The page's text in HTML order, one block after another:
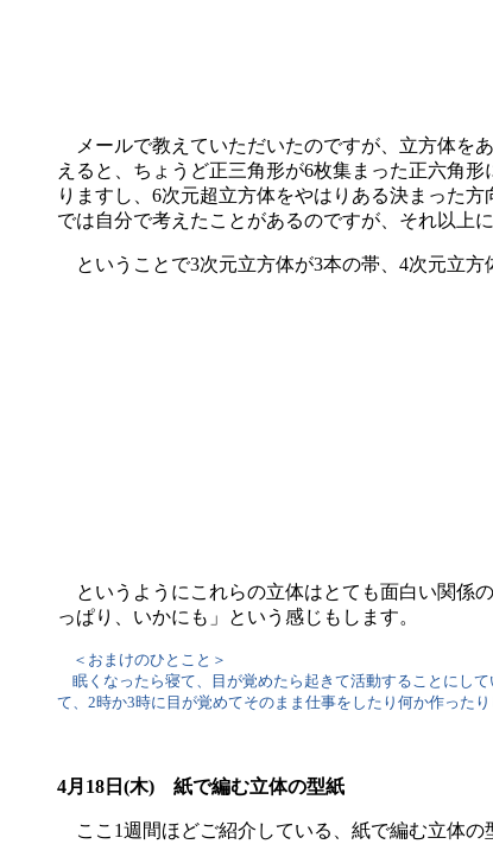
メールで教えていただいたのですが、立方体を
えると、ちょうど正三角形が6枚集まった正六角
りますし、6次元超立方体をやはりある決まった
では自分で考えたことがあるのですが、それ以上
ということで3次元立方体が3本の帯、4次元立方
というようにこれらの立体はとても面白い関係
っぱり、いかにも」という感じもします。
＜おまけのひとこと＞
眠くなったら寝て、目が覚めたら起きて活動することにし
て、2時か3時に目が覚めてそのまま仕事をしたり何か作ったり
4月18日(木) 紙で編む立体の型紙
ここ1週間ほどご紹介している、紙で編む立体の